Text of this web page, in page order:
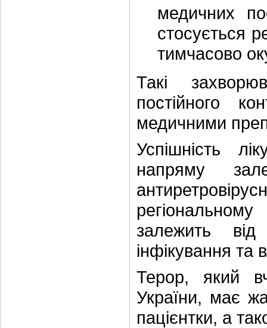
медичних
стосується
тимчасово
Такі
постійного
медичними
Успішність
напряму
залежить від
інфікування та
Терор, який
України, має
пацієнтки, а